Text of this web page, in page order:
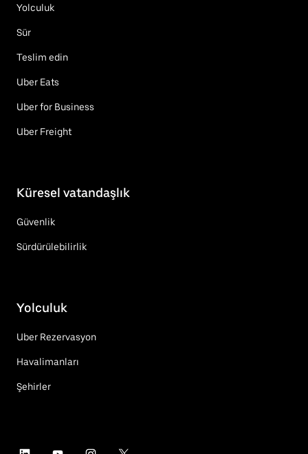
Yolculuk
Sür
Teslim edin
Uber Eats
Uber for Business
Uber Freight
Küresel vatandaşlık
Güvenlik
Sürdürülebilirlik
Yolculuk
Uber Rezervasyon
Havalimanları
Şehirler